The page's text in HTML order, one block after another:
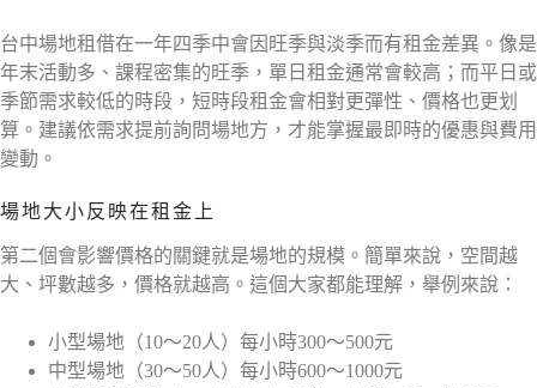
台中場地租借在一年四季中會因旺季與淡季而有租金差異。像是
年末活動多、課程密集的旺季，單日租金通常會較高；而平日或
季節需求較低的時段，短時段租金會相對更彈性、價格也更划
算。建議依需求提前詢問場地方，才能掌握最即時的優惠與費用
變動。
場地大小反映在租金上
第二個會影響價格的關鍵就是場地的規模。簡單來說，空間越
大、坪數越多，價格就越高。這個大家都能理解，舉例來說：
小型場地（10～20人）每小時300～500元
中型場地（30～50人）每小時600～1000元